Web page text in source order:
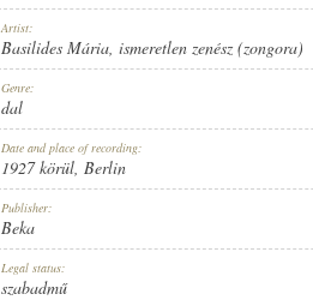
Artist:
Basilides Mária, ismeretlen zenész (zongora)
Genre:
dal
Date and place of recording:
1927 körül, Berlin
Publisher:
Beka
Legal status:
szabadmű